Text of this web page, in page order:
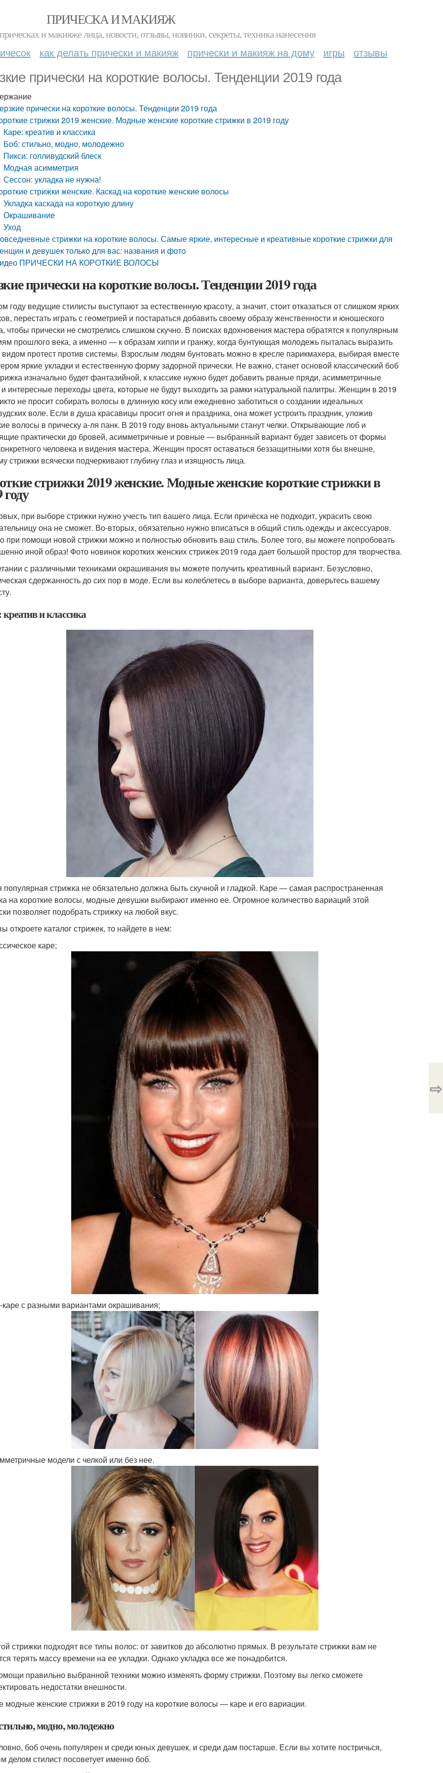
ПРИЧЕСКА И МАКИЯЖ
и макияже лица, новости, отзывы, новинки, секреты, техника нанесения
как делать прически и макияж прически и макияж на дому игры отзывы
прически на короткие волосы. Тенденции 2019 года
прически на короткие волосы. Тенденции 2019 года
стрижки 2019 женские. Модные женские короткие стрижки в 2019 году
Каре: креатив и классика
Боб: стильно, модно, молодежно
Пикси: голливудский блеск
Модная асимметрия
Сессон: укладка не нужна!
стрижки женские. Каскад на короткие женские волосы
Укладка каскада на короткую длину
Окрашивание
Уход
стрижки на короткие волосы. Самые яркие, интересные и креативные короткие стрижки для
и девушек только для вас: названия и фото
ПРИЧЕСКИ НА КОРОТКИЕ ВОЛОСЫ
прически на короткие волосы. Тенденции 2019 года
году ведущие стилисты выступают за естественную красоту, а значит, стоит отказаться от слишком ярких
перестать играть с геометрией и постараться добавить своему образу женственности и юношеского
чтобы прически не смотрелись слишком скучно. В поисках вдохновения мастера обратятся к популярным
прошлого века, а именно — к образам хиппи и гранжу, когда бунтующая молодежь пыталась выразить
протест против системы. Взрослым людям бунтовать можно в кресле парикмахера, выбирая вместе
яркие укладки и естественную форму задорной прически. Не важно, станет основой классический боб
изначально будет фантазийной, к классике нужно будет добавить рваные пряди, асимметричные
интересные переходы цвета, которые не будут выходить за рамки натуральной палитры. Женщин в 2019
не просит собирать волосы в длинную косу или ежедневно заботиться о создании идеальных
воле. Если в душа красавицы просит огня и праздника, она может устроить праздник, уложив
волосы в прическу а-ля панк. В 2019 году вновь актуальными станут челки. Открывающие лоб и
практически до бровей, асимметричные и ровные — выбранный вариант будет зависеть от формы
человека и видения мастера. Женщин просят оставаться беззащитными хотя бы внешне,
стрижки всячески подчеркивают глубину глаз и изящность лица.
стрижки 2019 женские. Модные женские короткие стрижки в
году
при выборе стрижки нужно учесть тип вашего лица. Если причёска не подходит, украсить свою
она не сможет. Во-вторых, обязательно нужно вписаться в общий стиль одежды и аксессуаров.
при помощи новой стрижки можно и полностью обновить ваш стиль. Более того, вы можете попробовать
иной образ! Фото новинок коротких женских стрижек 2019 года дает большой простор для творчества.
с различными техниками окрашивания вы можете получить креативный вариант. Безусловно,
сдержанность до сих пор в моде. Если вы колеблетесь в выборе варианта, доверьтесь вашему
и классика
стрижка не обязательно должна быть скучной и гладкой. Каре — самая распространенная
на короткие волосы, модные девушки выбирают именно ее. Огромное количество вариаций этой
позволяет подобрать стрижку на любой вкус.
откроете каталог стрижек, то найдете в нем:
каре;
каре с разными вариантами окрашивания;
модели с челкой или без нее.
стрижки подходят все типы волос: от завитков до абсолютно прямых. В результате стрижки вам не
терять массу времени на ее укладки. Однако укладка все же понадобится.
правильно выбранной техники можно изменять форму стрижки. Поэтому вы легко сможете
недостатки внешности.
женские стрижки в 2019 году на короткие волосы — каре и его вариации.
модно, молодежно
боб очень популярен и среди юных девушек, и среди дам постарше. Если вы хотите постричься,
делом стилист посоветует именно боб.
⇨